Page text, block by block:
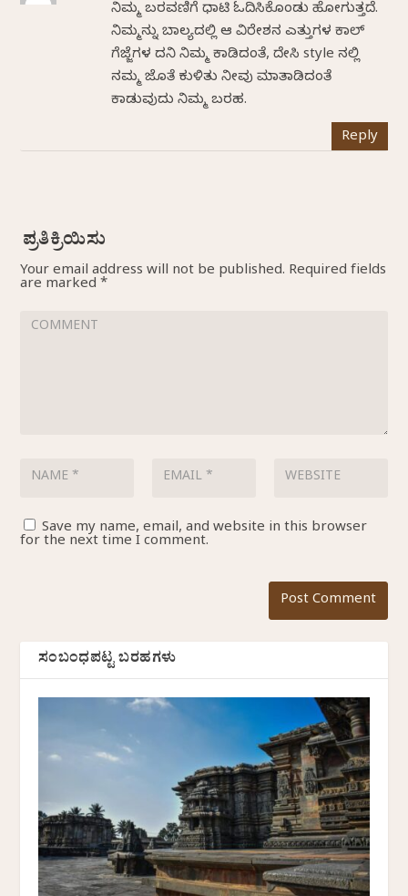
ನಿಮ್ಮ ಬರವಣಿಗೆ ಧಾಟಿ ಓದಿಸಿಕೊಂಡು ಹೋಗುತ್ತದೆ.
ನಿಮ್ಮನ್ನು ಬಾಲ್ಯದಲ್ಲಿ ಆ ವಿರೇಶನ ಎತ್ತುಗಳ ಕಾಲ್‌
ಗೆಜ್ಜೆಗಳ ದನಿ ನಿಮ್ಮ ಕಾಡಿದಂತೆ, ದೇಸಿ style ನಲ್ಲಿ
ನಮ್ಮ ಜೊತೆ ಕುಳಿತು ನೀವು ಮಾತಾಡಿದಂತೆ
ಕಾಡುವುದು ನಿಮ್ಮ ಬರಹ.
Reply
Your email address will not be published. Required fields
are marked *
Save my name, email, and website in this browser
for the next time I comment.
ಸಂಬಂಧಪಟ್ಟ ಬರಹಗಳು